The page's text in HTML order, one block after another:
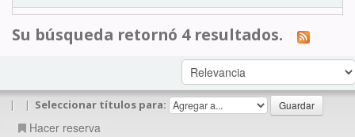
Su búsqueda retornó 4 resultados.
| | Seleccionar títulos para:
Hacer reserva